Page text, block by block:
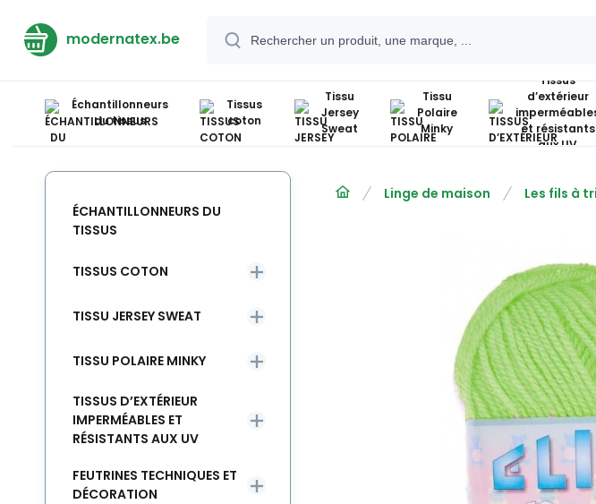
modernatex.be
Échantillonneurs
du tissus
Tissus
coton
Tissu
Jersey
Sweat
Tissu
Polaire
Minky
Tissus
d’extérieur
et résistants
aux UV
Linge de maison Les fils à
ÉCHANTILLONNEURS DU
TISSUS
TISSUS COTON
TISSU JERSEY SWEAT
TISSU POLAIRE MINKY
TISSUS D’EXTÉRIEUR
IMPERMÉABLES ET
RÉSISTANTS AUX UV
FEUTRINES TECHNIQUES ET
DÉCORATION